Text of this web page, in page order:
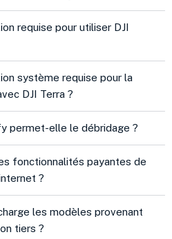
requise pour utiliser DJI
système requise pour la
DJI Terra ?
permet-elle le débridage ?
fonctionnalités payantes de
?
les modèles provenant
tiers ?